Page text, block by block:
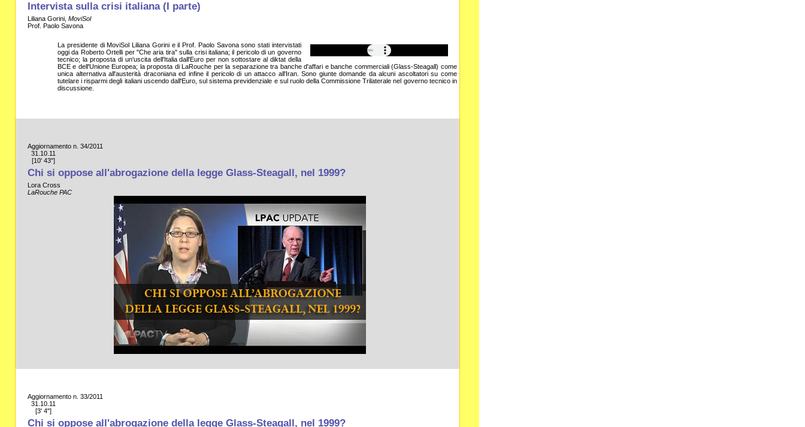
Intervista sulla crisi italiana (I parte)
Liliana Gorini, MoviSol
Prof. Paolo Savona
La presidente di MoviSol Liliana Gorini e il Prof. Paolo Savona sono stati intervistati
oggi da Roberto Ortelli per "Che aria tira" sulla crisi italiana; il pericolo di un governo
tecnico; la proposta di un'uscita dell'Italia dall'Euro per non sottostare al diktat della
BCE e dell'Unione Europea; la proposta di LaRouche per la separazione tra banche d'affari e banche commerciali (Glass-Steagall) come
unica alternativa all'austerità draconiana ed infine il pericolo di un attacco all'Iran. Sono giunte domande da alcuni ascoltatori su come
tutelare i risparmi degli italiani uscendo dall'Euro, sul sistema previdenziale e sul ruolo della Commissione Trilaterale nel governo tecnico in
discussione.
Aggiornamento n. 34/2011
31.10.11
[10' 43"]
Chi si oppose all'abrogazione della legge Glass-Steagall, nel 1999?
Lora Cross
LaRouche PAC
Aggiornamento n. 33/2011
31.10.11
[3' 4"]
Chi si oppose all'abrogazione della legge Glass-Steagall, nel 1999?